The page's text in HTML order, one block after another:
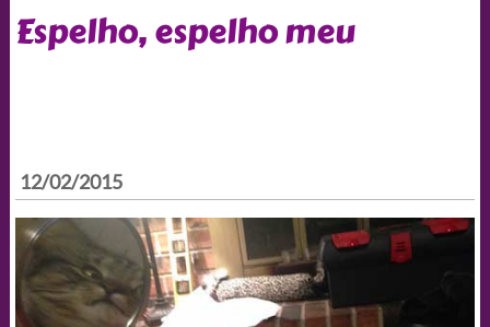
Espelho, espelho meu
12/02/2015